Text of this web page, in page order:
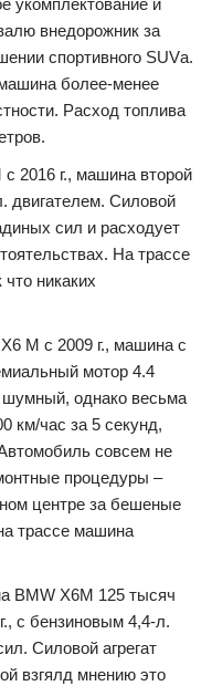
укомплектование и
внедорожник за
спортивного SUVа.
более-менее
Расход топлива
2016 г., машина второй
двигателем. Силовой
сил и расходует
На трассе
никаких
M с 2009 г., машина с
мотор 4.4
однако весьма
км/час за 5 секунд,
совсем не
процедуры –
центре за бешеные
трассе машина
BMW X6M 125 тысяч
с бензиновым 4,4-л.
Силовой агрегат
взгялд мнению это